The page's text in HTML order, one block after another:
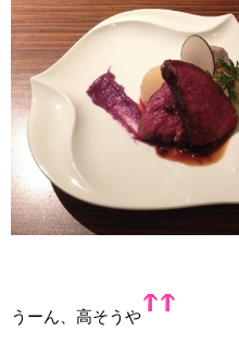
うーん、高そうや